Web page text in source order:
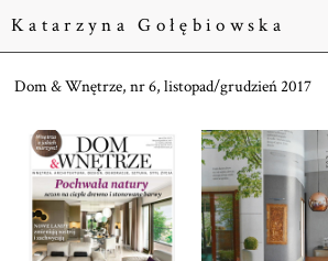
Katarzyna Gołębiowska
Dom & Wnętrze, nr 6, listopad/grudzień 2017